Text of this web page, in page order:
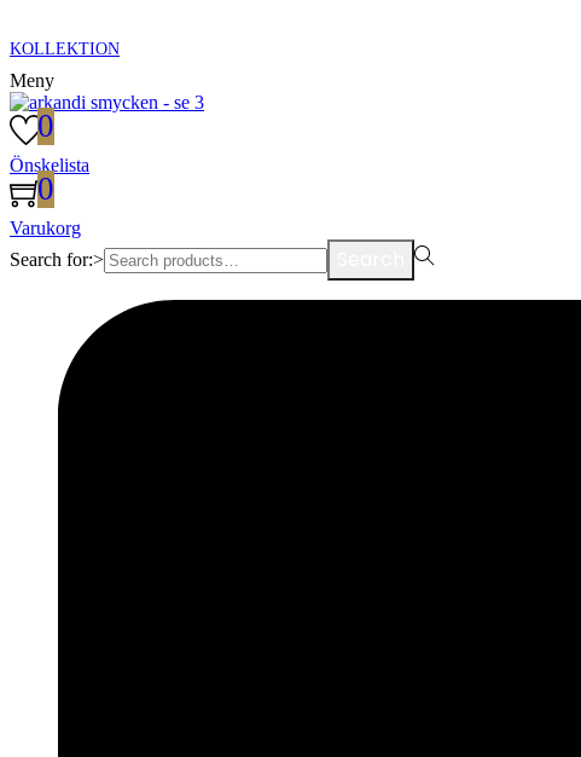
KOLLEKTION
Meny
0
Önskelista
0
Varukorg
Search for:>